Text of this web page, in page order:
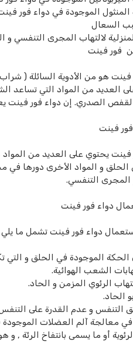
الموجودة في دواء فور
السعال
لالتهاب المجرى التنفسي و
فور فينت
فينت هو من الأدوية السائلة (
العديد من المواد التي تساعد
الصدري. إن دواء فور فينت
فينت
فينت يحتوي على العديد من
الحلق و المواد الأخرى دورها
التنفسي.
دواء فور فينت
دواء فور فينت تشمل ما
الحكة الموجودة في الحلق و التي
الشعب الهوائية.
الرئوي المزمن و الحاد.
الحاد.
التنفس و عدم القدرة على
في معالجة آلم العضلات
الرئوية أو ما يسمى بانتفاخ